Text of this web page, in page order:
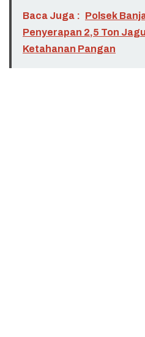
Baca Juga : Polsek
Penyerapan 2,5 Ton
Ketahanan Pangan